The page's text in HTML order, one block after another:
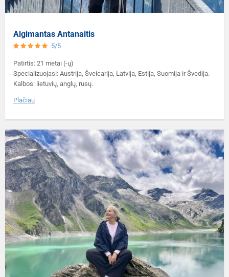
apima potencialių santuokos partnerių pasirinkimą ir šventėje
vestuvių banketu. Kaina 9,90 EUR.
Algimantas Antanaitis
5/5
Patirtis: 21 metai (-ų)
Specializuojasi: Austrija, Šveicarija, Latvija, Estija, Suomija ir Švedija.
Kalbos: lietuvių, anglų, rusų.
Plačiau